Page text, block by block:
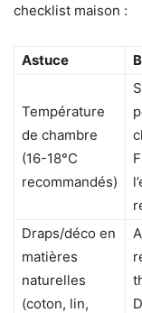
checklist maison :
Astuce
Température
de chambre
(16-18°C
recommandés)
Draps/déco en
matières
naturelles
(coton, lin,